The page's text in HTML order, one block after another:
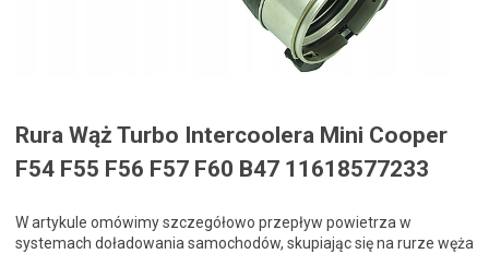
Rura Wąż Turbo Intercoolera Mini Cooper
F54 F55 F56 F57 F60 B47 11618577233
W artykule omówimy szczegółowo przepływ powietrza w
systemach doładowania samochodów, skupiając się na rurze węża